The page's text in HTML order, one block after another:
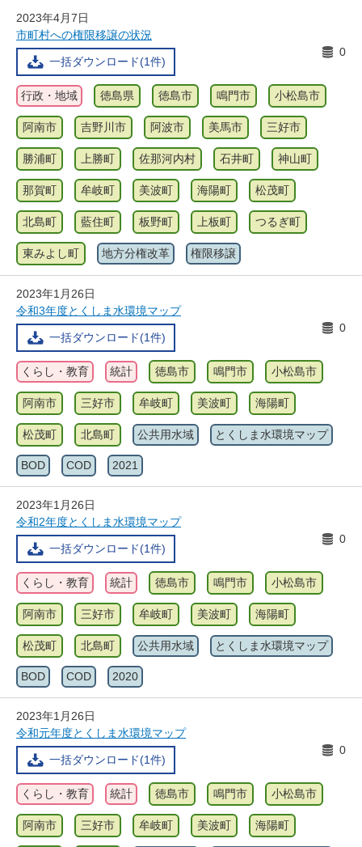
2023年4月7日
市町村への権限移譲の状況
一括ダウンロード(1件)
0
行政・地域 徳島県 徳島市 鳴門市 小松島市
阿南市 吉野川市 阿波市 美馬市 三好市
勝浦町 上勝町 佐那河内村 石井町 神山町
那賀町 牟岐町 美波町 海陽町 松茂町
北島町 藍住町 板野町 上板町 つるぎ町
東みよし町 地方分権改革 権限移譲
2023年1月26日
令和3年度とくしま水環境マップ
一括ダウンロード(1件)
0
くらし・教育 統計 徳島市 鳴門市 小松島市
阿南市 三好市 牟岐町 美波町 海陽町
松茂町 北島町 公共用水域 とくしま水環境マップ
BOD COD 2021
2023年1月26日
令和2年度とくしま水環境マップ
一括ダウンロード(1件)
0
くらし・教育 統計 徳島市 鳴門市 小松島市
阿南市 三好市 牟岐町 美波町 海陽町
松茂町 北島町 公共用水域 とくしま水環境マップ
BOD COD 2020
2023年1月26日
令和元年度とくしま水環境マップ
一括ダウンロード(1件)
0
くらし・教育 統計 徳島市 鳴門市 小松島市
阿南市 三好市 牟岐町 美波町 海陽町